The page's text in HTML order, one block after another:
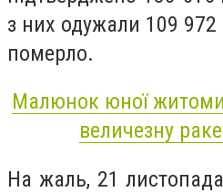
з них одужали 109
померло.
Малюнок юної
величезну
На жаль, 21